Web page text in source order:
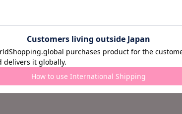
ロード中...
¥ ロード中... ¥ ロード中...